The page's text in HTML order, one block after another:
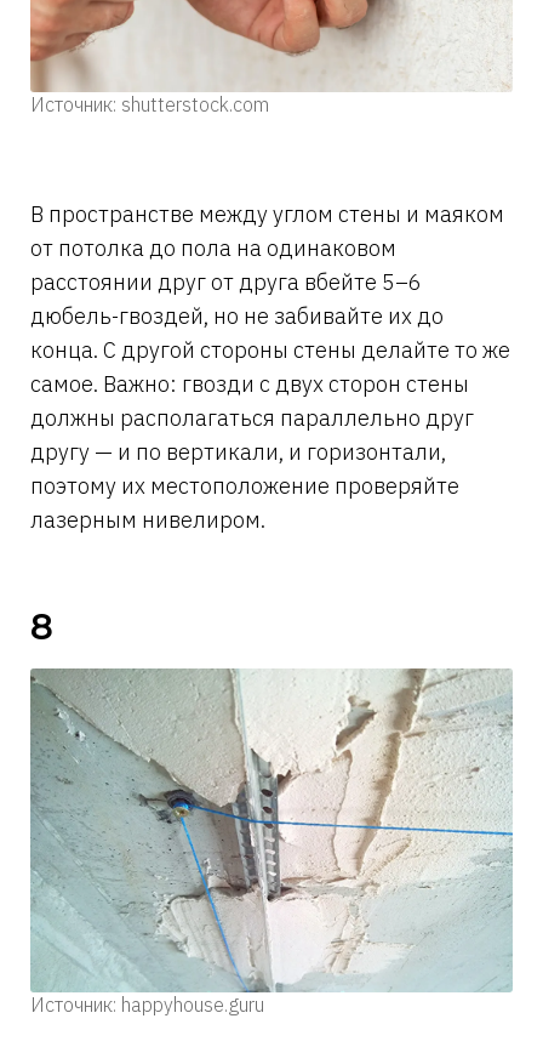
В пространстве между углом стены и маяком
от потолка до пола на одинаковом
расстоянии друг от друга вбейте 5–6
дюбель-гвоздей, но не забивайте их до
конца. С другой стороны стены делайте то же
самое. Важно: гвозди с двух сторон стены
должны располагаться параллельно друг
другу — и по вертикали, и горизонтали,
поэтому их местоположение проверяйте
лазерным нивелиром.
Источник: shutterstock.com
8
Источник: happyhouse.guru